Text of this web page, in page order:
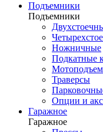
Подъемники
Подъемники
Ножничные
Подкатные
Траверсы
Опции и
Гаражное
Гаражное